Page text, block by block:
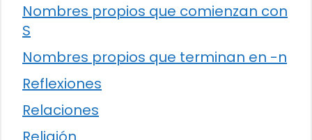
Nombres propios que comienzan con
S
Nombres propios que terminan en -n
Reflexiones
Relaciones